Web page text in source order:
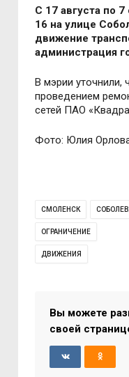
С 17 августа по
16 на улице
движение
администрация
В мэрии уточнили,
проведением
сетей ПАО
Фото: Юлия
СМОЛЕНСК
ОГРАНИЧЕНИЕ
ДВИЖЕНИЯ
Вы можете
своей